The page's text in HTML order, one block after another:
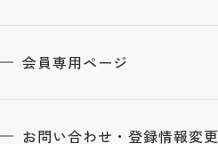
会員専用ページ
お問い合わせ・登録情報変更